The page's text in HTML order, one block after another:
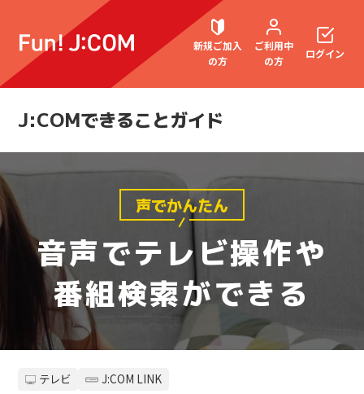
新規ご加入
の方
ご利用中
の方
お困りごと解決・よくあるご質問
ウェブメール マガジン
ログイン
J:COMできることガイド
声でかんたん
音声でテレビ操作や
番組検索ができる
テレビ J:COM LINK